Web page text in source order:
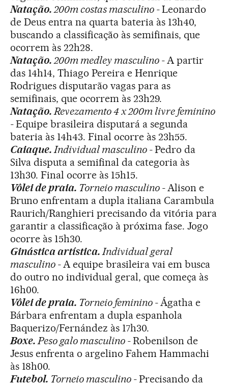
Natação. 200m costas masculino -Leonardo
de Deus entra na quarta bateria às 13h40,
buscando a classificação às semifinais, que
ocorrem às 22h28.
Natação. 200m medley masculino - A partir
das 14h14, Thiago Pereira e Henrique
Rodrigues disputarão vagas para as
semifinais, que ocorrem às 23h29.
Natação. Revezamento 4 x 200m livre feminino
-Equipe brasileira disputará a segunda
bateria às 14h43. Final ocorre às 23h55.
Caiaque. Individual masculino -Pedro da
Silva disputa a semifinal da categoria às
13h30. Final ocorre às 15h15.
Vôlei de praia. Torneio masculino - Alison e
Bruno enfrentam a dupla italiana Carambula
Raurich/Ranghieri precisando da vitória para
garantir a classificação à próxima fase. Jogo
ocorre às 15h30.
Ginástica artística. Individual geral
masculino - A equipe brasileira vai em busca
do outro no individual geral, que começa às
16h00.
Vôlei de praia. Torneio feminino - Ágatha e
Bárbara enfrentam a dupla espanhola
Baquerizo/Fernández às 17h30.
Boxe. Peso galo masculino -Robenilson de
Jesus enfrenta o argelino Fahem Hammachi
às 18h00.
Futebol. Torneio masculino -Precisando da